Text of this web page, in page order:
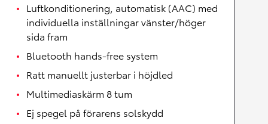
Luftkonditionering, automatisk (AAC) med
individuella inställningar vänster/höger
sida fram
Bluetooth hands-free system
Ratt manuellt justerbar i höjdled
Multimediaskärm 8 tum
Ej spegel på förarens solskydd